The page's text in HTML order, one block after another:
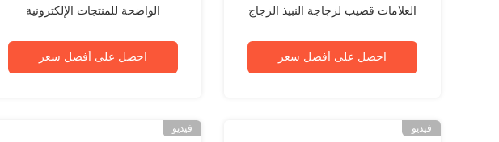
الواضحة للمنتجات الإلكترونية
احصل على أفضل سعر
العلامات قضيب لزجاجة النبيذ الزجاج
احصل على أفضل سعر
فيديو فيديو